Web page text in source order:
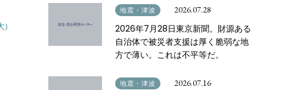
地震・津波 2026.07.28
2026年7月28日東京新聞。財源ある
自治体で被災者支援は厚く脆弱な地
方で薄い。これは不平等だ。
地震・津波 2026.07.16